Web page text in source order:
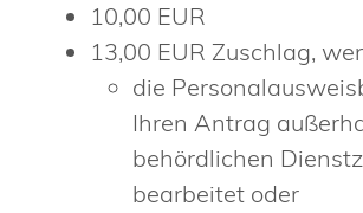
10,00 EUR
13,00 EUR Zuschlag,
die
Ihren Antrag
behördlichen
bearbeitet oder